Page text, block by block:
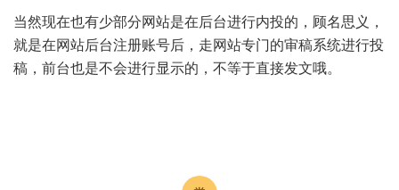
当然现在也有少部分网站是在后台进行内投的，顾名思义，
就是在网站后台注册账号后，走网站专门的审稿系统进行投
稿，前台也是不会进行显示的，不等于直接发文哦。